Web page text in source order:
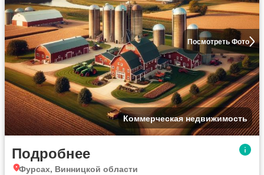
Посмотреть Фото
Коммерческая недвижимость
Подробнее
Фурсах, Винницкой области